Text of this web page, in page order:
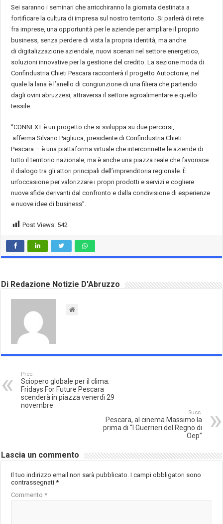
Sei saranno i seminari che arricchiranno la giornata destinata a
fortificare la cultura di impresa sul nostro territorio. Si parlerà di rete
fra imprese, una opportunità per le aziende per ampliare il proprio
business, senza perdere di vista la propria identità, ma anche
di digitalizzazione aziendale, nuovi scenari nel settore energetico,
soluzioni innovative per la gestione del credito. La sezione moda di
Confindustria Chieti Pescara racconterà il progetto Autoctonie, nel
quale la lana è l’anello di congiunzione di una filiera che partendo
dagli ovini abruzzesi, attraversa il settore agroalimentare e quello
tessile.
“CONNEXT è un progetto che si sviluppa su due percorsi, –
afferma Silvano Pagliuca, presidente di Confindustria Chieti
Pescara – è una piattaforma virtuale che interconnette le aziende di
tutto il territorio nazionale, ma è anche una piazza reale che favorisce
il dialogo tra gli attori principali dell’imprenditoria regionale. È
un’occasione per valorizzare i propri prodotti e servizi e cogliere
nuove sfide derivanti dal confronto e dalla condivisione di esperienze
e nuove idee di business”.
Post Views: 542
Di Redazione Notizie D'Abruzzo
Prec.
Sciopero globale per il clima:
Fridays For Future Pescara
scenderà in piazza venerdì 29
novembre
Succ.
Pescara, al cinema Massimo la
prima di “I Guerrieri del Regno di
Oep”
Lascia un commento
Il tuo indirizzo email non sarà pubblicato. I campi obbligatori sono
contrassegnati*
Commento*